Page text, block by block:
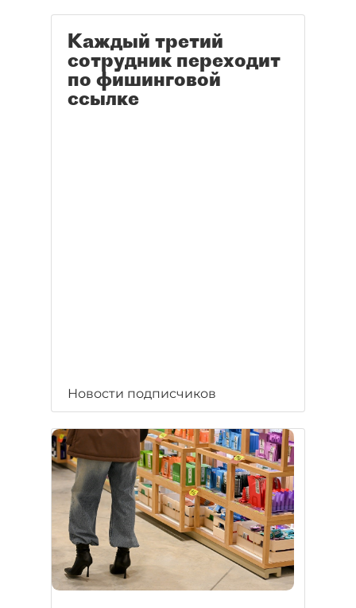
Каждый третий
сотрудник переходит
по фишинговой
ссылке
Новости подписчиков